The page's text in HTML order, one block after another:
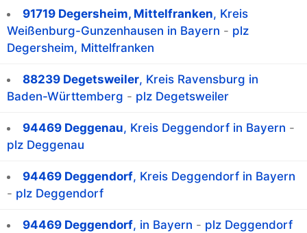
91719 Degersheim, Mittelfranken, Kreis
Weißenburg-Gunzenhausen in Bayern - plz
Degersheim, Mittelfranken
88239 Degetsweiler, Kreis Ravensburg in
Baden-Württemberg - plz Degetsweiler
94469 Deggenau, Kreis Deggendorf in Bayern -
plz Deggenau
94469 Deggendorf, Kreis Deggendorf in Bayern
- plz Deggendorf
94469 Deggendorf, in Bayern - plz Deggendorf